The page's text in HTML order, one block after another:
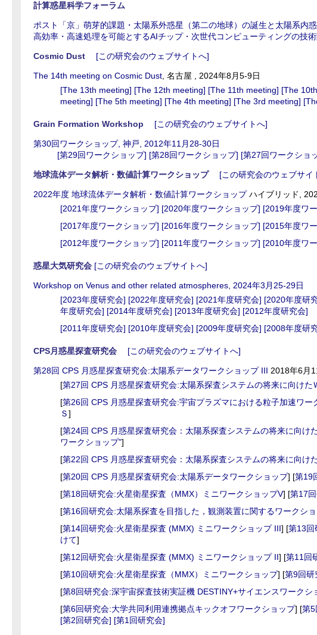
計算惑星科学フォーラム
ポスト「京」萌芽的課題・太陽系外惑星（第二の地球）の誕生と太陽系内
高効率・高速処理を可能とするAIチップ・次世代コンピューティングの技
Cosmic Dust [この研究会のウェブサイトへ]
The 14th meeting on Cosmic Dust , 名古屋 , 2024年8月5-9日
[The 13th meeting] [The 12th meeting] [The 11th meeting] [The
meeting] [The 5th meeting] [The 4th meeting] [The 3rd meeting]
Grain Formation Workshop [この研究会のウェブサイトへ]
第30回ワークショップ, 神戸, 2012年11月28-30日
[第29回ワークショップ] [第28回ワークショップ] [第27回ワークショ
地球流体データ解析・数値計算ワークショップ [この研究会のウェブサイ
2022年度 地球流体データ解析・数値計算ワークショップハイブリッド,
[2021年度ワークショップ] [2020年度ワークショップ] [2019年度ワ
[2017年度ワークショップ] [2016年度ワークショップ] [2015年度ワ
[2012年度ワークショップ] [2011年度ワークショップ] [2010年度ワ
惑星大気研究会 [この研究会のウェブサイトへ]
Workshop on Venus and other related atmospheres, 2024年3月25-29日
[2023年度研究会] [2022年度研究会] [2021年度研究会] [2020年度研
年度研究会] [2014年度研究会] [2013年度研究会] [2012年度研究会]
[2011年度研究会] [2010年度研究会] [2009年度研究会] [2008年度研
CPS月惑星探査研究会 [この研究会のウェブサイトへ]
第28回 CPS 月惑星探査研究会:太陽系データワークショップ III 2018年6月
[第27回 CPS 月惑星探査研究会:太陽系探査システムの将来に向けた
[第26回 CPS 月惑星探査研究会:宇宙プラズマにおける粒子加速ワー
Ｓ]
[第24回 CPS 月惑星探査研究会：太陽系探査システムの将来に向け
ワークショップ"]
[第22回 CPS 月惑星探査研究会：太陽系探査システムの将来に向け
[第20回 CPS 月惑星探査研究会:太陽系データワークショップ] [第19
[第18回研究会:火星衛星探査（MMX）ミニワークショップV] [第17
[第16回研究会:太陽系探査を目指した，観測装置に関するワークシ
[第14回研究会:火星衛星探査 (MMX) ミニワークショップ III] [第13回
けて]
[第12回研究会:火星衛星探査 (MMX) ミニワークショップ II] [第11回
[第10回研究会:火星衛星探査（MMX）ミニワークショップ] [第9回研
[第8回研究会:深宇宙探査技術実証機 DESTINY+サイエンスワークシ
[第6回研究会:大学共同利用連携拠点キックオフワークショップ] [第5
[第2回研究会] [第1回研究会]